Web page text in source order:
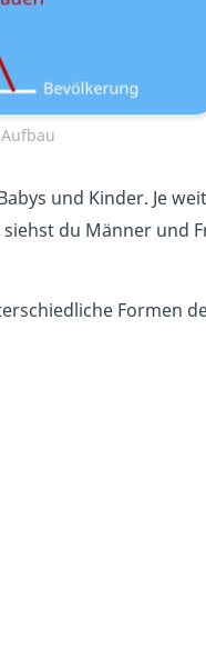
und Kinder. Je
siehst du Männer und
Formen